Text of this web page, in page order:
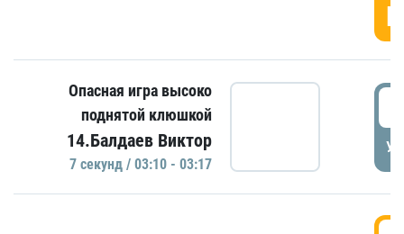
Опасная игра высоко
поднятой клюшкой
14.Балдаев Виктор
7 секунд / 03:10 - 03:17